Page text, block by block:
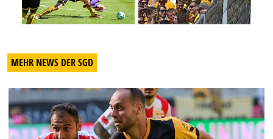
MEHR NEWS DER SGD